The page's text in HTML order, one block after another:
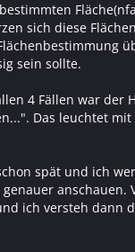
sich diese
sein sollte.
4 Fällen war der
Das leuchtet
spät und ich
anschauen.
ich versteh dann